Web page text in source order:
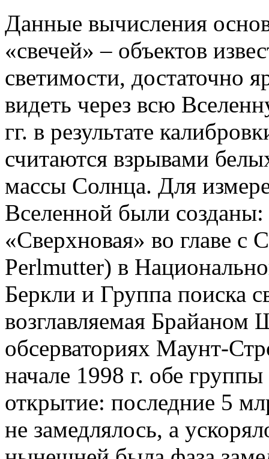
Данные вычисления
«свечей» – объектов
светимости,
видеть через всю
гг. в результате
считаются взрывами
массы Солнца. Для
Вселенной были
«Сверхновая» во главе
Perlmutter) в
Беркли и Группа поиска
возглавляемая
обсерваториях Маунт-
начале 1998 г. обе
открытие: последние 5
не замедлялось, а